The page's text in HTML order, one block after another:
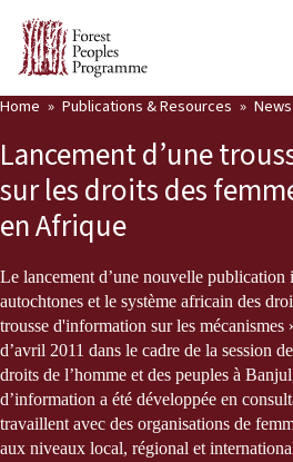
Who we are
Press Room
Our Work
Community Voices
Partners & Countries
Latest News
Publications & Resources
Back
Publications & Resources
News
Home Publications & Resources News
Lancement d’une
sur les droits des
en Afrique
Le lancement d’une nouvelle publication
autochtones et le système africain des
trousse d'information sur les mécanismes
d’avril 2011 dans le cadre de la session
droits de l’homme et des peuples à
d’information a été développée en
travaillent avec des organisations de
aux niveaux local, régional et